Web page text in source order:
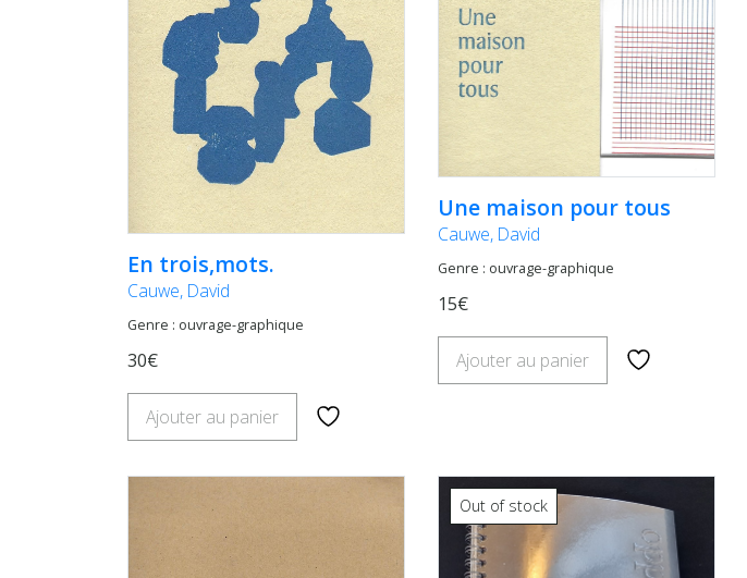
En trois,mots.
Cauwe, David
Genre : ouvrage-graphique
30€
Ajouter au panier
Une maison pour tous
Cauwe, David
Genre : ouvrage-graphique
15€
Ajouter au panier
Out of stock